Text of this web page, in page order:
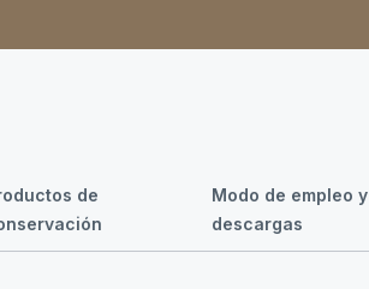
de
Modo de empleo y
descargas